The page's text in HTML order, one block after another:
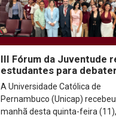
III Fórum da Juventude
estudantes para debater
memória, democracia e
direitos humanos na...
A Universidade Católica de
Pernambuco (Unicap)
manhã desta quinta-feira (11),